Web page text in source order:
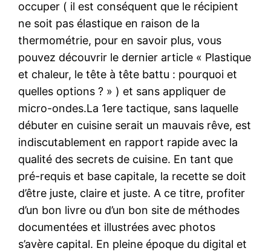
occuper ( il est conséquent que le récipient
ne soit pas élastique en raison de la
thermométrie, pour en savoir plus, vous
pouvez découvrir le dernier article « Plastique
et chaleur, le tête à tête battu : pourquoi et
quelles options ? » ) et sans appliquer de
micro-ondes.La 1ere tactique, sans laquelle
débuter en cuisine serait un mauvais rêve, est
indiscutablement en rapport rapide avec la
qualité des secrets de cuisine. En tant que
pré-requis et base capitale, la recette se doit
d’être juste, claire et juste. A ce titre, profiter
d’un bon livre ou d’un bon site de méthodes
documentées et illustrées avec photos
s’avère capital. En pleine époque du digital et